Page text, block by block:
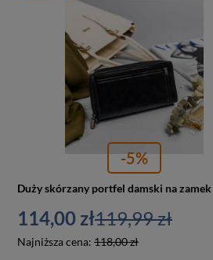
-5%
114,00 zł
Najniższa cena: 118,00 zł
119,99 zł